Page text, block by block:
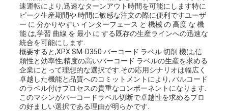
速運転により,迅速なターンアウト時間を可能にします特に
ピーク生産期間や 時間に敏感な注文の際に便利ですユーザ
ー に 分かりやすい インターフェース と 機械 の 高度 な 機
能 は,学習 曲線 を 最小 に する既存の生産ラインへの迅速な
統合を可能にします.
概要すると,XPX SM-D350 バーコード ラベル 切削 機は,信
頼性と効率性,精度の高いバーコード ラベルの生産を求める
企業にとって理想的な選択です.その応用シナリオは幅広く
卓越した機能と品質へのコミットメントにより, バルコード
のラベル付けプロセスの貴重なコンポーネントになります.
このマシンがバーコードラベル切断で卓越性を求めるプロ
の好ましい選択である理由が明らかです.